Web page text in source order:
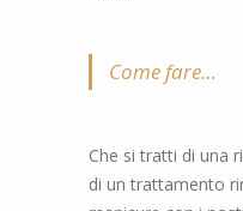
Come fare…
Che si tratti di una
di un trattamento